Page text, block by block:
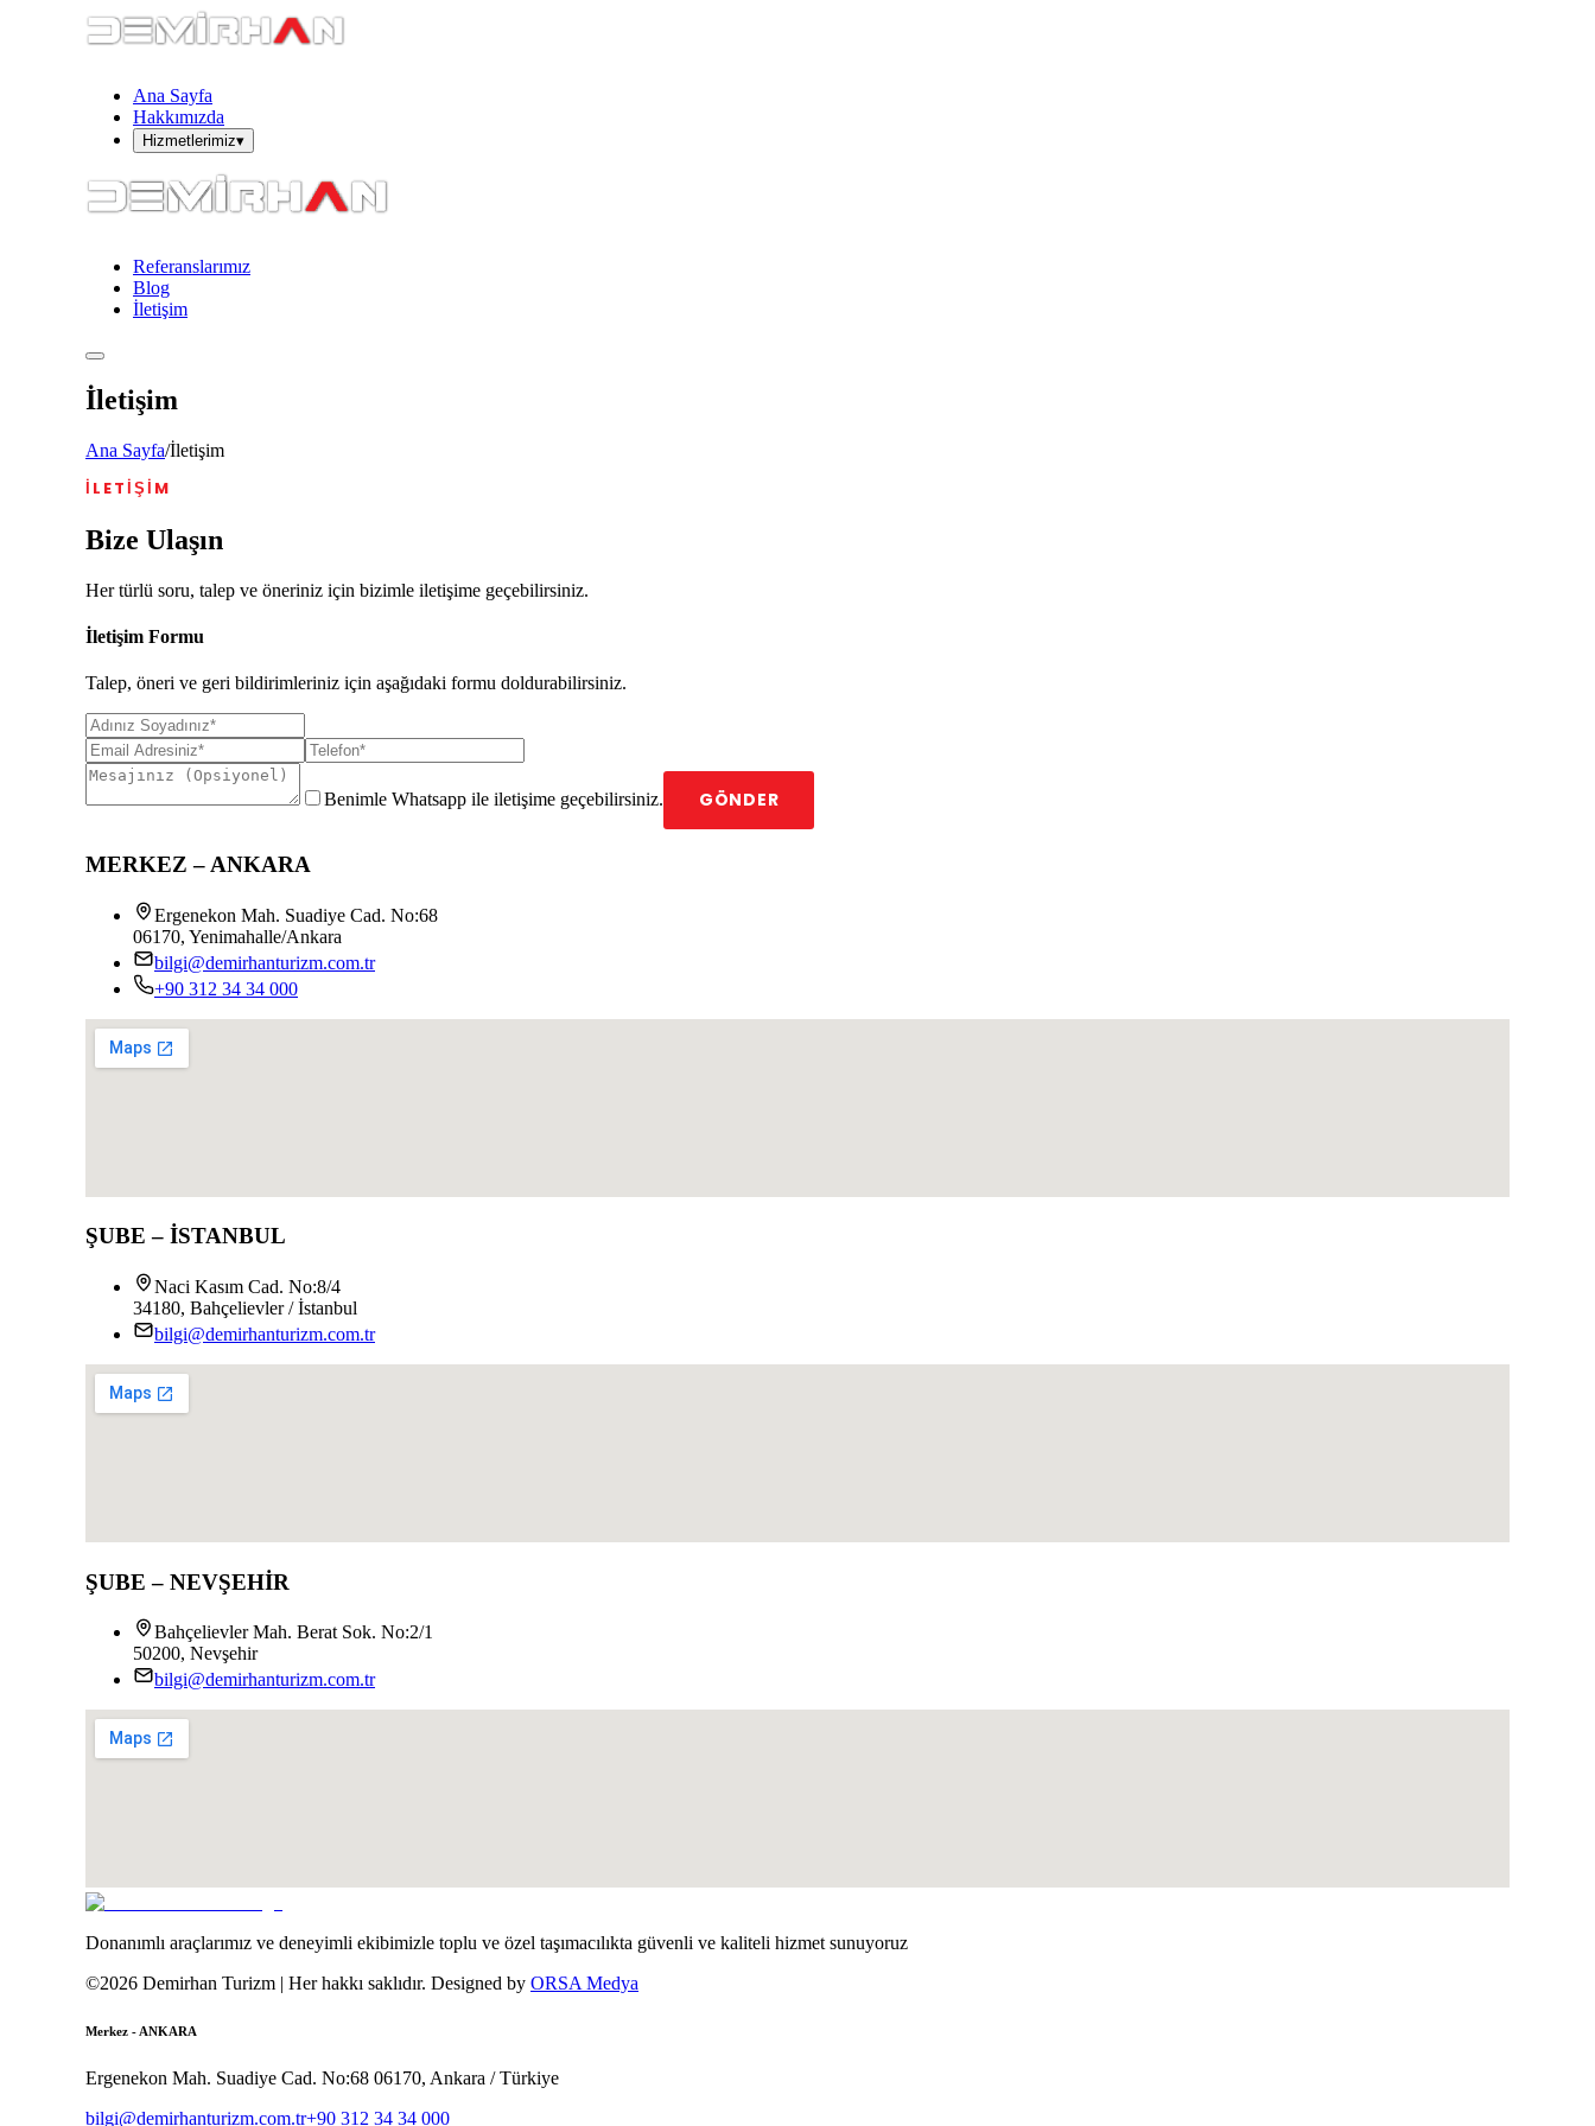
Ana Sayfa
Hakkımızda
Hizmetlerimiz▾
Referanslarımız
Blog
İletişim
İletişim
Ana Sayfa/İletişim
İLETIŞIM
Bize Ulaşın
Her türlü soru, talep ve öneriniz için bizimle iletişime geçebilirsiniz.
İletişim Formu
Talep, öneri ve geri bildirimleriniz için aşağıdaki formu doldurabilirsiniz.
Benimle Whatsapp ile iletişime geçebilirsiniz. GÖNDER
MERKEZ – ANKARA
Ergenekon Mah. Suadiye Cad. No:68
06170, Yenimahalle/Ankara
bilgi@demirhanturizm.com.tr
+90 312 34 34 000
ŞUBE – İSTANBUL
Naci Kasım Cad. No:8/4
34180, Bahçelievler / İstanbul
bilgi@demirhanturizm.com.tr
ŞUBE – NEVŞEHİR
Bahçelievler Mah. Berat Sok. No:2/1
50200, Nevşehir
bilgi@demirhanturizm.com.tr
Donanımlı araçlarımız ve deneyimli ekibimizle toplu ve özel taşımacılıkta güvenli ve kaliteli hizmet sunuyoruz
©2026 Demirhan Turizm | Her hakkı saklıdır. Designed by ORSA Medya
Merkez - ANKARA
Ergenekon Mah. Suadiye Cad. No:68 06170, Ankara / Türkiye
bilgi@demirhanturizm.com.tr+90 312 34 34 000